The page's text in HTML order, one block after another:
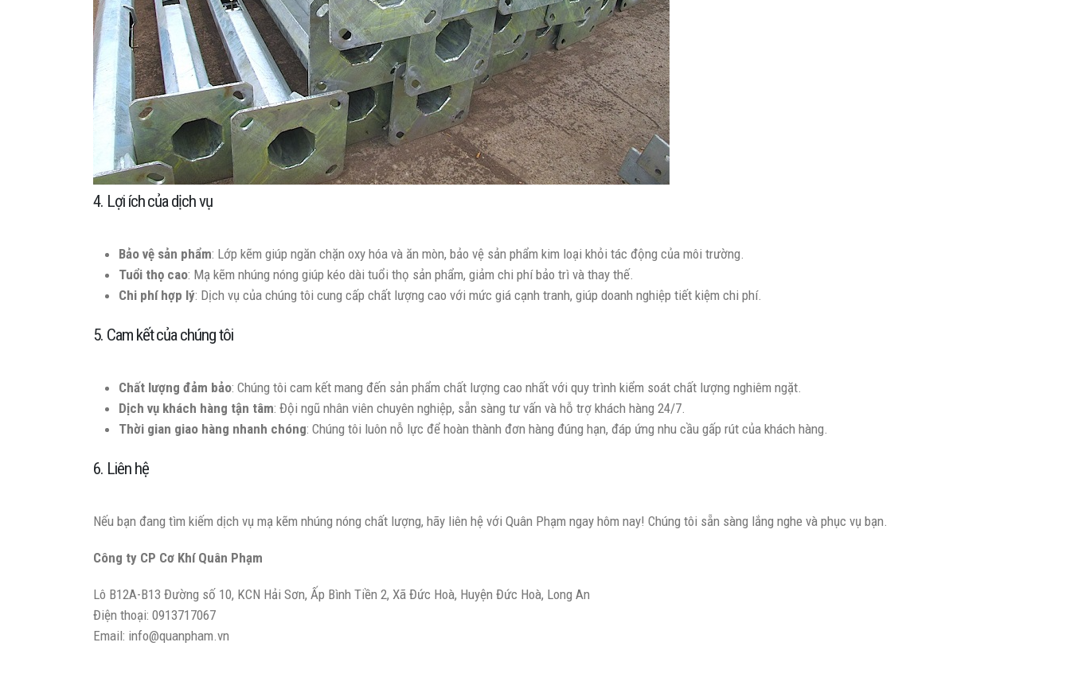
4. Lợi ích của dịch vụ
Bảo vệ sản phẩm: Lớp kẽm giúp ngăn chặn oxy hóa và ăn mòn, bảo vệ sản phẩm kim loại khỏi tác động của môi trường.
Tuổi thọ cao: Mạ kẽm nhúng nóng giúp kéo dài tuổi thọ sản phẩm, giảm chi phí bảo trì và thay thế.
Chi phí hợp lý: Dịch vụ của chúng tôi cung cấp chất lượng cao với mức giá cạnh tranh, giúp doanh nghiệp tiết kiệm chi phí.
5. Cam kết của chúng tôi
Chất lượng đảm bảo: Chúng tôi cam kết mang đến sản phẩm chất lượng cao nhất với quy trình kiểm soát chất lượng nghiêm ngặt.
Dịch vụ khách hàng tận tâm: Đội ngũ nhân viên chuyên nghiệp, sẵn sàng tư vấn và hỗ trợ khách hàng 24/7.
Thời gian giao hàng nhanh chóng: Chúng tôi luôn nỗ lực để hoàn thành đơn hàng đúng hạn, đáp ứng nhu cầu gấp rút của khách hàng.
6. Liên hệ
Nếu bạn đang tìm kiếm dịch vụ mạ kẽm nhúng nóng chất lượng, hãy liên hệ với Quân Phạm ngay hôm nay! Chúng tôi sẵn sàng lắng nghe và phục vụ bạn.
Công ty CP Cơ Khí Quân Phạm
Lô B12A-B13 Đường số 10, KCN Hải Sơn, Ấp Bình Tiền 2, Xã Đức Hoà, Huyện Đức Hoà, Long An
Điện thoại: 0913717067
Email: info@quanpham.vn